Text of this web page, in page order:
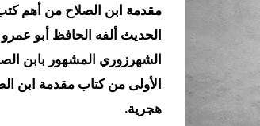
الصلاح
الشهرزوري المشهور
بإبن
الصلاح
مقدمة ابن الصلاح من أهم
الحديث ألفه الحافظ أبو
هجرية.